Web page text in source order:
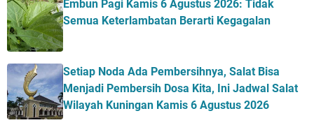
Embun Pagi Kamis 6 Agustus 2026: Tidak
Semua Keterlambatan Berarti Kegagalan
Setiap Noda Ada Pembersihnya, Salat Bisa
Menjadi Pembersih Dosa Kita, Ini Jadwal Salat
Wilayah Kuningan Kamis 6 Agustus 2026